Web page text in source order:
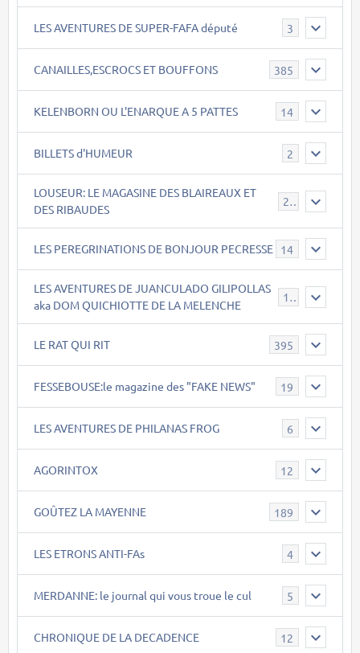
LES AVENTURES DE SUPER-FAFA député 3
CANAILLES,ESCROCS ET BOUFFONS 385
KELENBORN OU L'ENARQUE A 5 PATTES 14
BILLETS d'HUMEUR 2
LOUSEUR: LE MAGASINE DES BLAIREAUX ET
DES RIBAUDES
21
LES PEREGRINATIONS DE BONJOUR PECRESSE 14
LES AVENTURES DE JUANCULADO GILIPOLLAS
aka DOM QUICHIOTTE DE LA MELENCHE
119
LE RAT QUI RIT 395
FESSEBOUSE:le magazine des "FAKE NEWS" 19
LES AVENTURES DE PHILANAS FROG 6
AGORINTOX 12
GOÛTEZ LA MAYENNE 189
LES ETRONS ANTI-FAs 4
MERDANNE: le journal qui vous troue le cul 5
CHRONIQUE DE LA DECADENCE 12